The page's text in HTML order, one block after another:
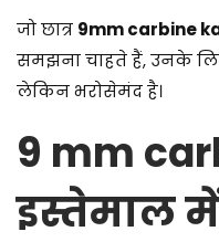
जो छात्र 9mm carbine
समझना चाहते हैं, उनके
लेकिन भरोसेमंद है।
9 mm
इस्तेमाल